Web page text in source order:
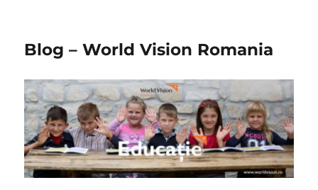
Blog – World Vision Romania